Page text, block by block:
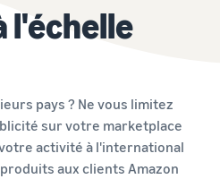
l'échelle
pays ? Ne vous limitez
sur votre marketplace
activité à l'international
aux clients Amazon